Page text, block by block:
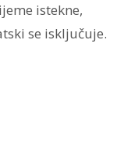
istekne,
se isključuje.